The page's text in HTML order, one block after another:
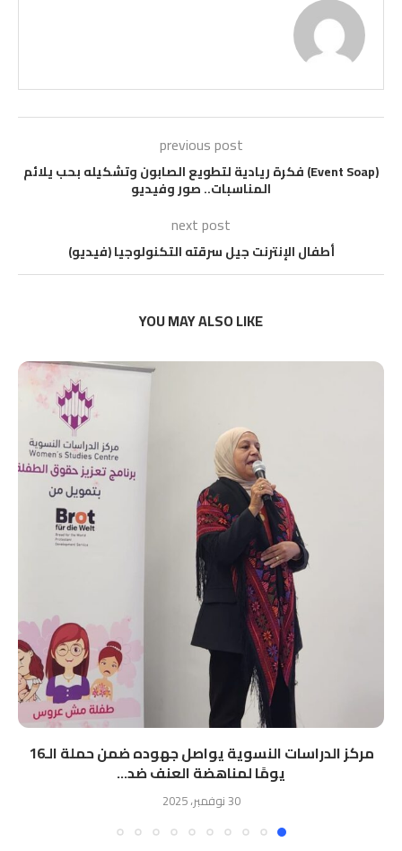
previous post
(Event Soap) فكرة ريادية لتطويع الصابون وتشكيله بحب يلائم
المناسبات.. صور وفيديو
next post
أطفال الإنترنت جيل سرقته التكنولوجيا (فيديو)
YOU MAY ALSO LIKE
مركز الدراسات النسوية يواصل جهوده ضمن حملة الـ16
يومًا لمناهضة العنف ضد...
30 نوفمبر، 2025